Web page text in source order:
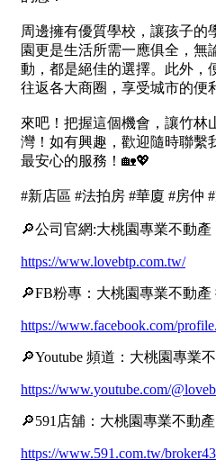
花蓮縣
金門連江
不拘
1樓
3樓
5~10樓
21樓以上
~
格局
不拘
4房